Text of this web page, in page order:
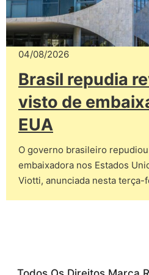
04/08/2026
Brasil repudia
visto de
EUA
O governo brasileiro
embaixadora nos Estados
Viotti, anunciada nesta terça-